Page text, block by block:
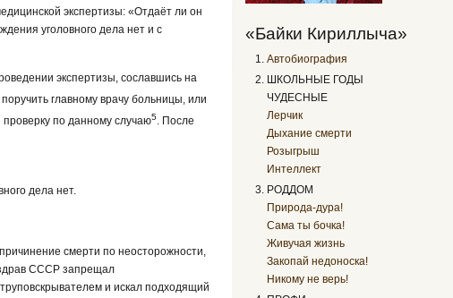
экспертизы: «Отдаёт ли он
уголовного дела нет и с
экспертизы, сославшись на
главному врачу больницы, или
по данному случаю5. После
дела нет.
смерти по неосторожности,
СССР запрещал
и искал подходящий
«Байки Кириллыча»
Автобиография
ШКОЛЬНЫЕ ГОДЫ
ЧУДЕСНЫЕ
Лерчик
Дыхание смерти
Розыгрыш
Интеллект
РОДДОМ
Природа-дура!
Сама ты бочка!
Живучая жизнь
Закопай недоноска!
Никому не верь!